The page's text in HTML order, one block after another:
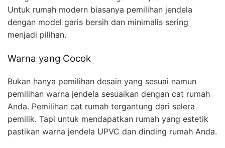
Untuk rumah modern biasanya pemilihan jendela
dengan model garis bersih dan minimalis sering
menjadi pilihan.
Warna yang Cocok
Bukan hanya pemilihan desain yang sesuai namun
pemilihan warna jendela sesuaikan dengan cat rumah
Anda. Pemilihan cat rumah tergantung dari selera
pemilik. Tapi untuk mendapatkan rumah yang estetik
pastikan warna jendela UPVC dan dinding rumah Anda.